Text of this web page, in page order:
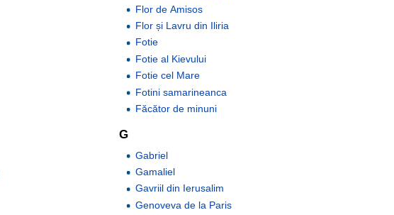
Flor de Amisos
Flor și Lavru din Iliria
Fotie
Fotie al Kievului
Fotie cel Mare
Fotini samarineanca
Făcător de minuni
G
Gabriel
Gamaliel
Gavriil din Ierusalim
Genoveva de la Paris